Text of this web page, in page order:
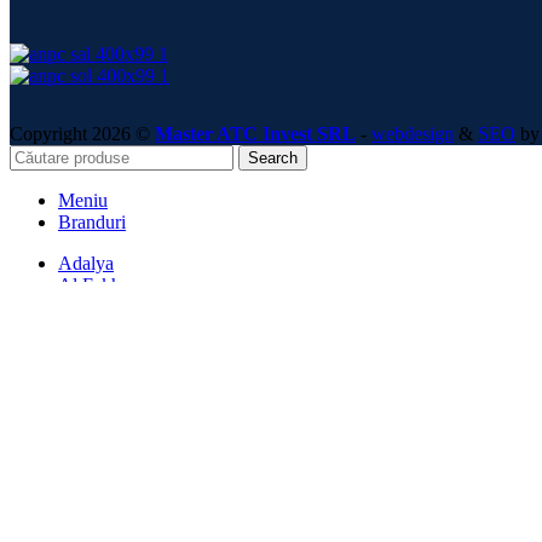
Copyright 2026 © Master ATC Invest SRL - webdesign & SEO by
Search
Meniu
Branduri
Adalya
Al Fakher